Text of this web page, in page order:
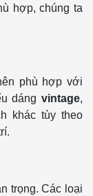
hợp, chúng ta
phù hợp với
dángvintage,
khác tùy theo
trọng. Các loại